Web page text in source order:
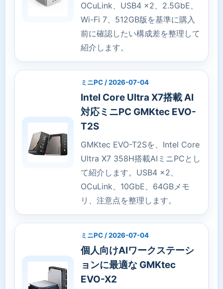
OCuLink、USB4 x2、2.5GbE、
Wi-Fi 7、512GB版を基準に購入
前に確認したい構成差を整理して
紹介します。
ミニPC / 2026-07-04
Intel Core Ultra X7搭載 AI
対応ミニPC GMKtec EVO-
T2S
GMKtec EVO-T2Sを、Intel Core
Ultra X7 358H搭載AIミニPCとし
て紹介します。USB4 x2、
OCuLink、10GbE、64GBメモ
リ、注意点を整理します。
ミニPC / 2026-07-04
個人向けAIワークステーシ
ョンに最適な GMKtec
EVO-X2